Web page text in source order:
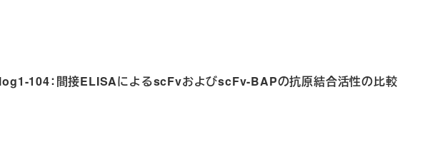
104：間接ELISAによるscFvおよびscFv-BAPの抗原結合活性の比較